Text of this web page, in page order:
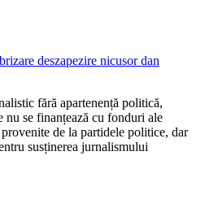
deszapezire nicusor dan
fără apartenență politică,
nu se finanțează cu fonduri ale
de la partidele politice, dar
susținerea jurnalismului